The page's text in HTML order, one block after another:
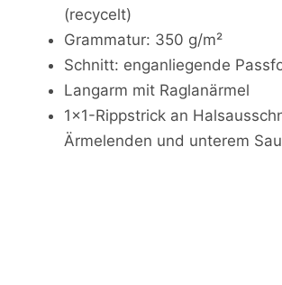
(recycelt)
Grammatur: 350 g/m²
Schnitt: enganliegende
Langarm mit Raglanärmel
1x1-Rippstrick an
Ärmelenden und unterem